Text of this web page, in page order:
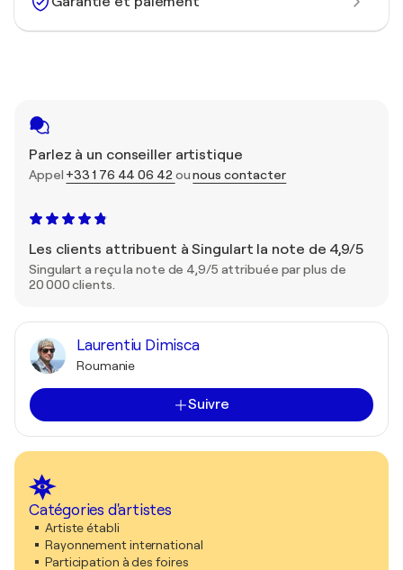
Parlez à un conseiller artistique
Appel +33 1 76 44 06 42 ounous contacter
Les clients attribuent à Singulart la note de 4,9/5
Singulart a reçu la note de 4,9/5 attribuée par plus de
20 000 clients.
Laurentiu Dimisca
Roumanie
Suivre
Catégories d'artistes
Artiste établi
Rayonnement international
Participation à des foires